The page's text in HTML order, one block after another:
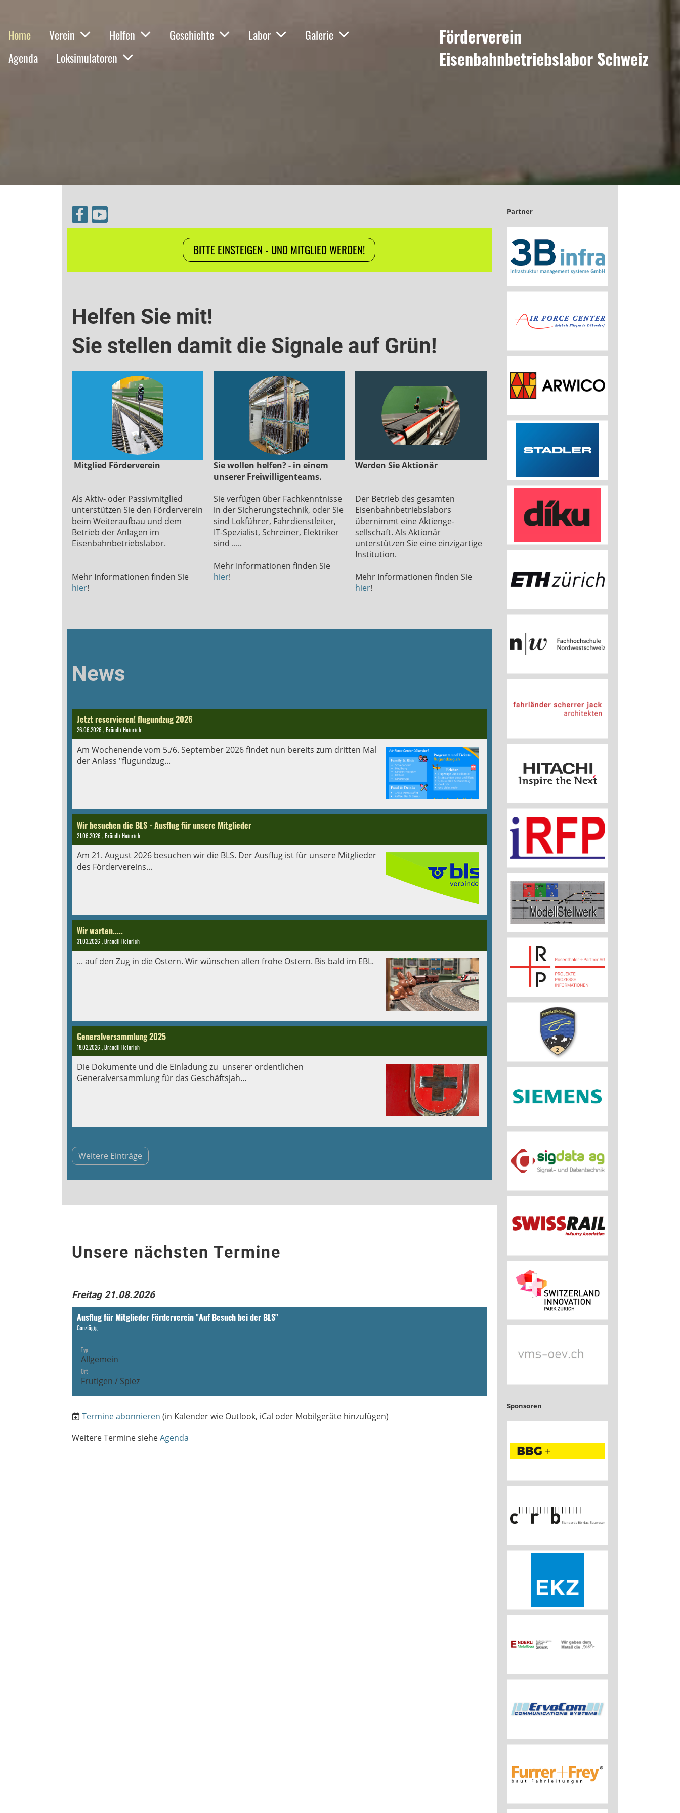
Home Verein Helfen Geschichte Labor
Galerie
Agenda
Loksimulatoren
Förderverein
Eisenbahnbetriebslabor Schweiz
BITTE EINSTEIGEN - UND MITGLIED WERDEN!
Helfen Sie mit!
Sie stellen damit die Signale auf Grün!
Mitglied Förderverein
Als Aktiv- oder Passivmitglied
unterstützen Sie den Förderverein
beim Weiteraufbau und dem
Betrieb der Anlagen im
Eisenbahnbetriebslabor.
Mehr Informationen finden Sie
hier!
Sie wollen helfen? - in einem
unserer Freiwilligenteams.
Sie verfügen über Fachkenntnisse
in der Sicherungstechnik, oder Sie
sind Lokführer, Fahrdienstleiter,
IT-Spezialist, Schreiner, Elektriker
sind .....
Mehr Informationen finden Sie
hier!
Werden Sie Aktionär
Der Betrieb des gesamten
Eisenbahnbetriebslabors
übernimmt eine Aktienge-
sellschaft. Als Aktionär
unterstützen Sie eine einzigartige
Institution.
Mehr Informationen finden Sie
hier!
News
Jetzt reservieren! flugundzug 2026
26.06.2026 , Brändli Heinrich
Am Wochenende vom 5./6. September 2026 findet nun bereits zum dritten Mal
der Anlass "flugundzug...
Wir besuchen die BLS - Ausflug für unsere Mitglieder
21.06.2026 , Brändli Heinrich
Am 21. August 2026 besuchen wir die BLS. Der Ausflug ist für unsere Mitglieder
des Fördervereins...
Wir warten.....
31.03.2026 , Brändli Heinrich
... auf den Zug in die Ostern. Wir wünschen allen frohe Ostern. Bis bald im EBL.
Generalversammlung 2025
18.02.2026 , Brändli Heinrich
Die Dokumente und die Einladung zu unserer ordentlichen
Generalversammlung für das Geschäftsjah...
Weitere Einträge
Unsere nächsten Termine
Freitag 21.08.2026
Ausflug für Mitglieder Förderverein "Auf Besuch bei der BLS"
Ganztägig
Typ
Allgemein
Ort
Frutigen / Spiez
Termine abonnieren (in Kalender wie Outlook, iCal oder Mobilgeräte hinzufügen)
Weitere Termine sieheAgenda
Partner
Sponsoren